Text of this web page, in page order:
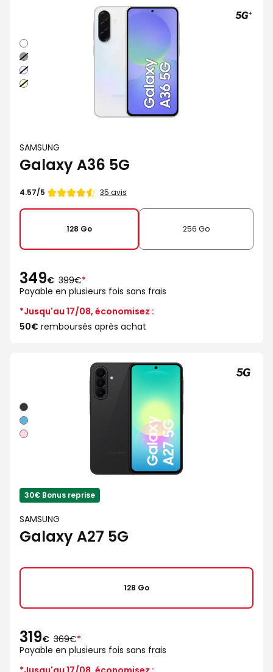
Blanc
Noir
Lavande
Lime
SAMSUNG
Galaxy A36 5G
Note
4.57/5 35 avis
128 Go 256 Go
349€ au
lieu
de
399€*
Payable en plusieurs fois sans frais
*Jusqu'au 17/08, économisez :
50€ remboursés après achat
Noir
Bleu
Rose
30€ Bonus reprise
SAMSUNG
Galaxy A27 5G
128 Go
319€ au
lieu
de
369€*
Payable en plusieurs fois sans frais